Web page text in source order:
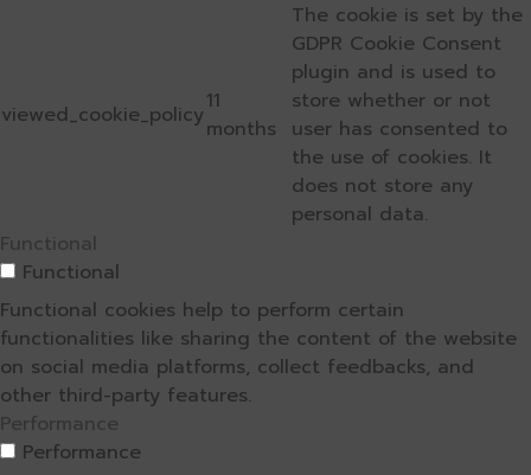
viewed_cookie_policy11
months
The cookie is set by the
GDPR Cookie Consent
plugin and is used to
store whether or not
user has consented to
the use of cookies. It
does not store any
personal data.
Functional
Functional
Functional cookies help to perform certain
functionalities like sharing the content of the website
on social media platforms, collect feedbacks, and
other third-party features.
Performance
Performance